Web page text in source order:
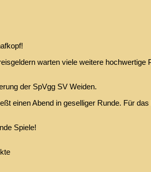
warten viele weitere hochwertige
der SpVgg SV Weiden.
einen Abend in geselliger Runde. Für das
Spiele!